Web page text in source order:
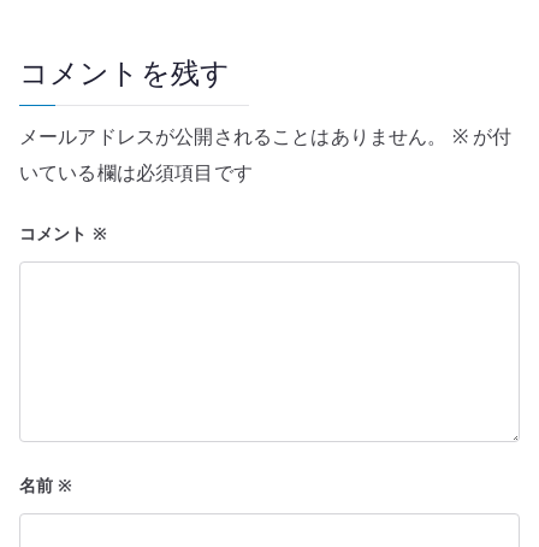
ー
シ
ョ
ン
コメントを残す
メールアドレスが公開されることはありません。 ※が付
いている欄は必須項目です
コメント ※
名前※